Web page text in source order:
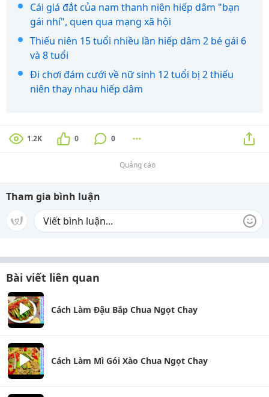
Cái giá đắt của nam thanh niên hiếp dâm "bạn
gái nhí", quen qua mạng xã hội
Thiếu niên 15 tuổi nhiều lần hiếp dâm 2 bé gái 6
và 8 tuổi
Đi chơi đám cưới về nữ sinh 12 tuổi bị 2 thiếu
niên thay nhau hiếp dâm
1.2K 0 0
Quảng cáo
Tham gia bình luận
Bài viết liên quan
Cách Làm Đậu Bắp Chua Ngọt Chay
Cách Làm Mì Gói Xào Chua Ngọt Chay